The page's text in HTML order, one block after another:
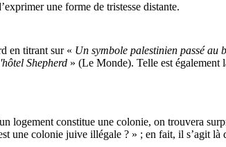
une forme de tristesse distante.
en titrant sur « Un symbole palestinien passé au
Shepherd » (Le Monde). Telle est également
logement constitue une colonie, on trouvera
une colonie juive illégale ? » ; en fait, il s’agit là